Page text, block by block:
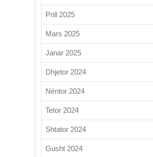
Prill 2025
Mars 2025
Janar 2025
Dhjetor 2024
Nëntor 2024
Tetor 2024
Shtator 2024
Gusht 2024